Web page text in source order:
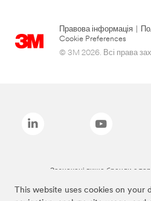
This website uses cookies on your
Правова інформація
Cookie Preferences
© 3M 2026. Всі права
Зазначені вище бренди є